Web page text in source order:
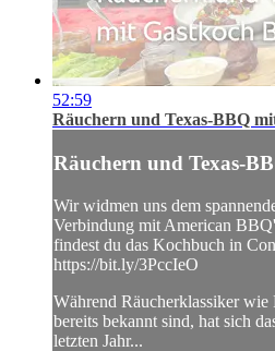
52:59
Räuchern und Texas-BBQ
Räuchern und Texas-
Wir widmen uns dem
Verbindung mit American
findest du das Kochbuch in
https://bit.ly/3PccIeO
Während Räucherklassiker
bereits bekannt sind, hat sich
letzten Jahr...